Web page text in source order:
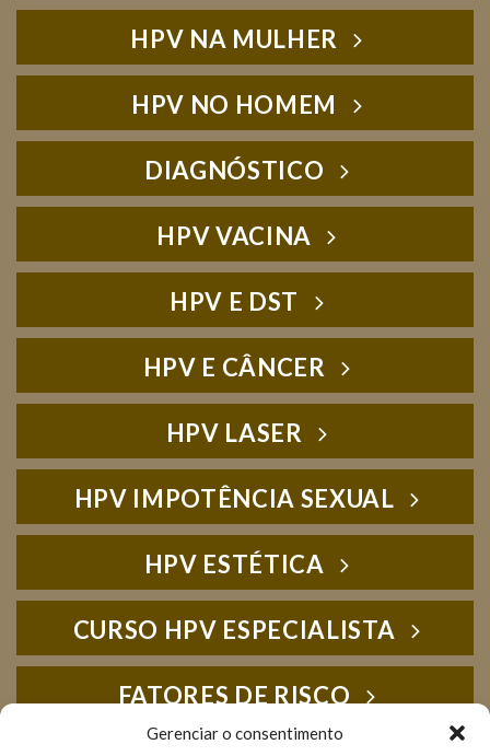
Gerenciar o consentimento
HPV NA MULHER
HPV NO HOMEM
DIAGNÓSTICO
HPV VACINA
HPV E DST
HPV E CÂNCER
HPV LASER
HPV IMPOTÊNCIA SEXUAL
HPV ESTÉTICA
CURSO HPV ESPECIALISTA
FATORES DE RISCO